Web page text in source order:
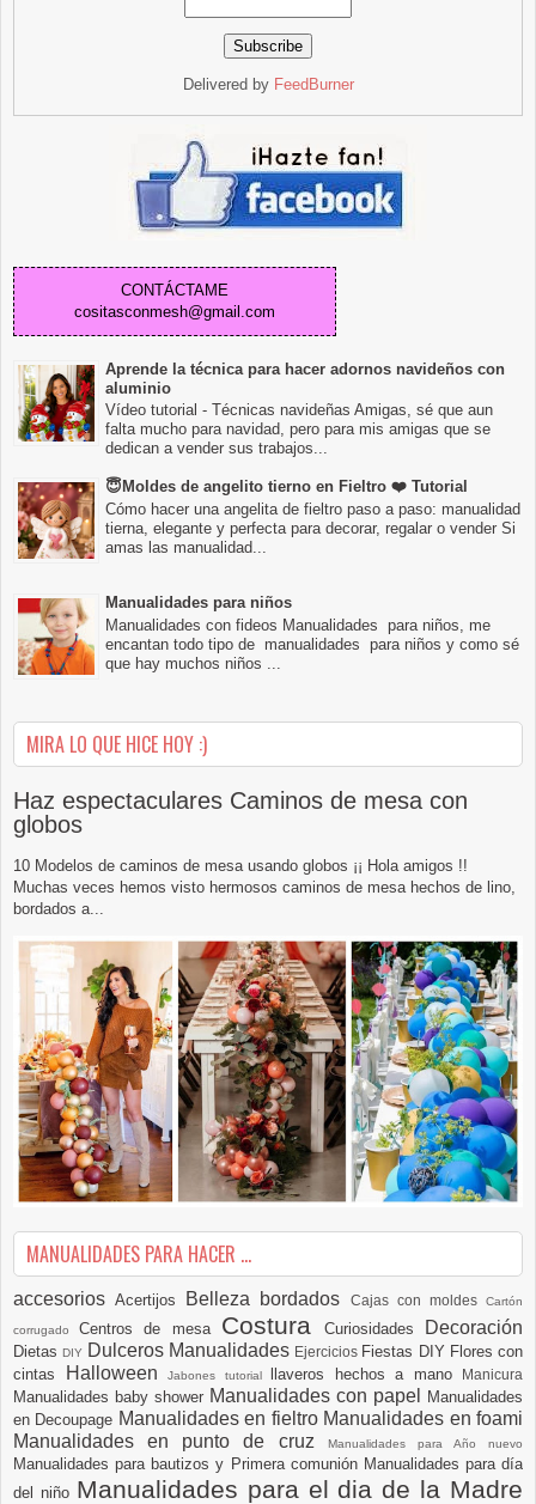
Delivered by FeedBurner
CONTÁCTAME
cositasconmesh@gmail.com
Aprende la técnica para hacer adornos navideños con
aluminio
Vídeo tutorial - Técnicas navideñas Amigas, sé que aun
falta mucho para navidad, pero para mis amigas que se
dedican a vender sus trabajos...
😇Moldes de angelito tierno en Fieltro ❤️ Tutorial
Cómo hacer una angelita de fieltro paso a paso: manualidad
tierna, elegante y perfecta para decorar, regalar o vender Si
amas las manualidad...
Manualidades para niños
Manualidades con fideos Manualidades para niños, me
encantan todo tipo de manualidades para niños y como sé
que hay muchos niños ...
MIRA LO QUE HICE HOY :)
Haz espectaculares Caminos de mesa con
globos
10 Modelos de caminos de mesa usando globos ¡¡ Hola amigos !!
Muchas veces hemos visto hermosos caminos de mesa hechos de lino,
bordados a...
MANUALIDADES PARA HACER ...
accesoriosAcertijos Belleza bordados Cajas con moldesCartón
corrugadoCentros de mesa Costura Curiosidades Decoración
DietasDIY Dulceros Manualidades Ejercicios Fiestas DIY Flores con
cintas
Halloween Jabones tutorial llaveros hechos a mano Manicura
Manualidades baby shower Manualidades con papel
Manualidades
en Decoupage Manualidades en fieltro Manualidades en foami
Manualidades en punto de cruz
Manualidades para Año nuevo
Manualidades para bautizos y Primera comunión Manualidades para día
del niño Manualidades para el dia de la Madre